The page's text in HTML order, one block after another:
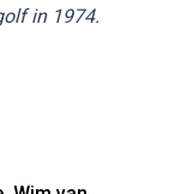
in 1974.